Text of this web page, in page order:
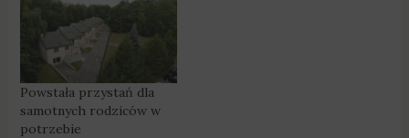
Powstała przystań dla
samotnych rodziców w
potrzebie